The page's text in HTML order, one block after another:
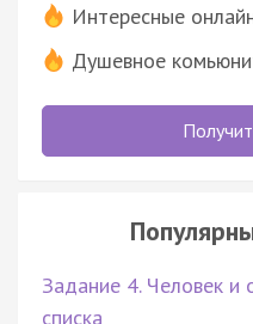
Интересные
Душевное
Задание 4. Человек и
списка